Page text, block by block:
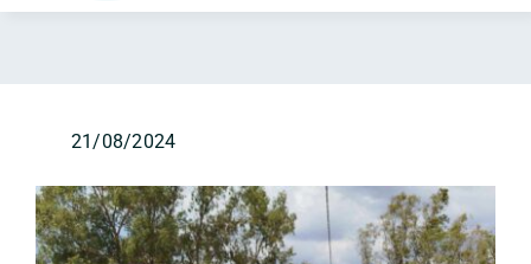
21/08/2024